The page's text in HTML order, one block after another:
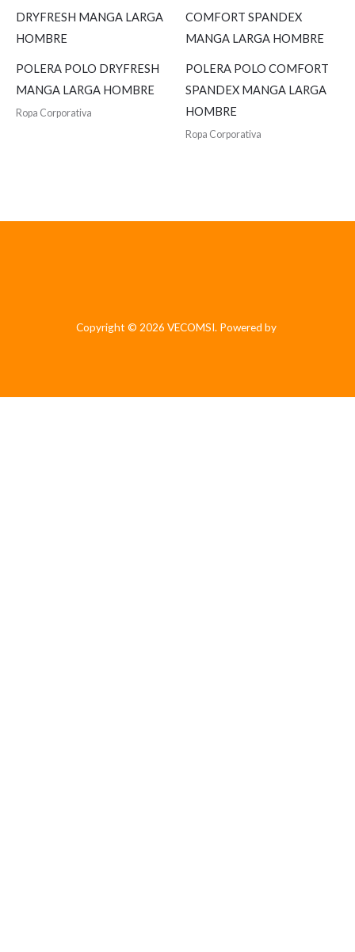
POLERA POLO DRYFRESH
MANGA LARGA HOMBRE
Ropa Corporativa
POLERA POLO COMFORT
SPANDEX MANGA LARGA
HOMBRE
Ropa Corporativa
Copyright © 2026 VECOMSI. Powered by